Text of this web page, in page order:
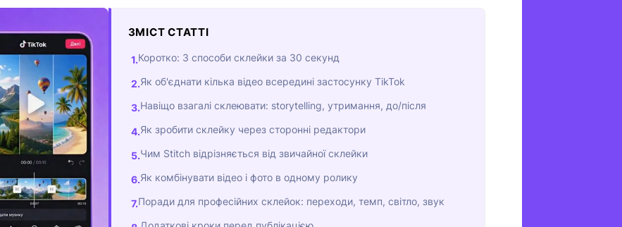
ЗМІСТ СТАТТІ
Коротко: 3 способи склейки за 30 секунд
Як об'єднати кілька відео всередині застосунку TikTok
Навіщо взагалі склеювати: storytelling, утримання, до/після
Як зробити склейку через сторонні редактори
Чим Stitch відрізняється від звичайної склейки
Як комбінувати відео і фото в одному ролику
Поради для професійних склейок: переходи, темп, світло, звук